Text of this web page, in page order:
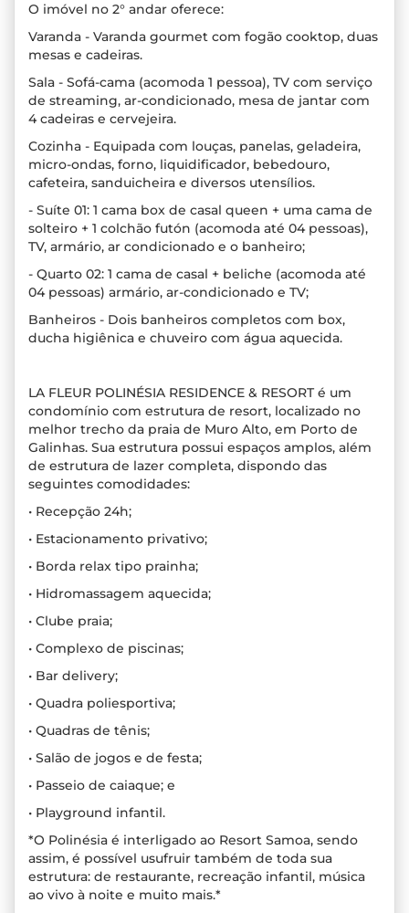
O imóvel no 2° andar oferece:
Varanda - Varanda gourmet com fogão cooktop, duas
mesas e cadeiras.
Sala - Sofá-cama (acomoda 1 pessoa), TV com serviço
de streaming, ar-condicionado, mesa de jantar com
4 cadeiras e cervejeira.
Cozinha - Equipada com louças, panelas, geladeira,
micro-ondas, forno, liquidificador, bebedouro,
cafeteira, sanduicheira e diversos utensílios.
- Suíte 01: 1 cama box de casal queen + uma cama de
solteiro + 1 colchão futón (acomoda até 04 pessoas),
TV, armário, ar condicionado e o banheiro;
- Quarto 02: 1 cama de casal + beliche (acomoda até
04 pessoas) armário, ar-condicionado e TV;
Banheiros - Dois banheiros completos com box,
ducha higiênica e chuveiro com água aquecida.
LA FLEUR POLINÉSIA RESIDENCE & RESORT é um
condomínio com estrutura de resort, localizado no
melhor trecho da praia de Muro Alto, em Porto de
Galinhas. Sua estrutura possui espaços amplos, além
de estrutura de lazer completa, dispondo das
seguintes comodidades:
• Recepção 24h;
• Estacionamento privativo;
• Borda relax tipo prainha;
• Hidromassagem aquecida;
• Clube praia;
• Complexo de piscinas;
• Bar delivery;
• Quadra poliesportiva;
• Quadras de tênis;
• Salão de jogos e de festa;
• Passeio de caiaque; e
• Playground infantil.
*O Polinésia é interligado ao Resort Samoa, sendo
assim, é possível usufruir também de toda sua
estrutura: de restaurante, recreação infantil, música
ao vivo à noite e muito mais.*